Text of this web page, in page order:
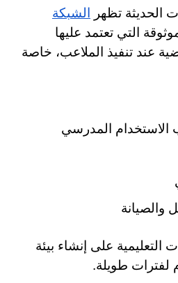
الحديثة تظهر الشبكة
التي تعتمد عليها
عند تنفيذ الملاعب، خاصة
الاستخدام المدرسي
والصيانة
على إنشاء بيئة
لفترات طويلة.